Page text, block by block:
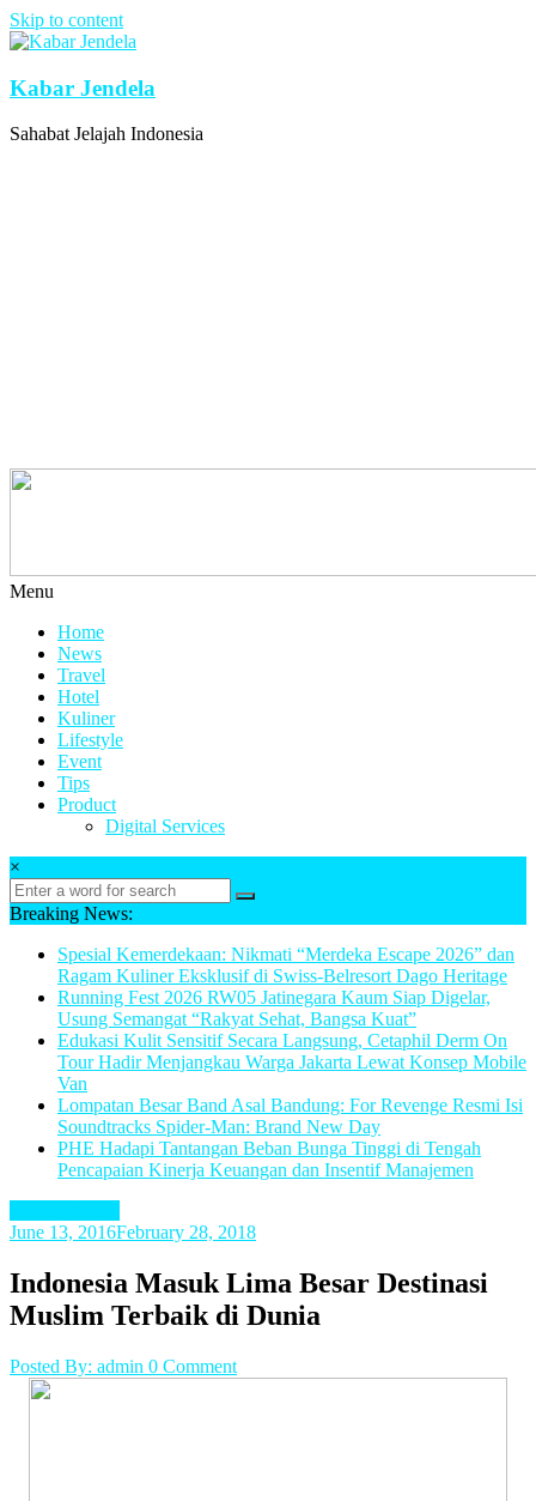
Skip to content
Kabar Jendela
Sahabat Jelajah Indonesia
Menu
Home
News
Travel
Hotel
Kuliner
Lifestyle
Event
Tips
Product
Digital Services
×
Breaking News:
Spesial Kemerdekaan: Nikmati “Merdeka Escape 2026” dan
Ragam Kuliner Eksklusif di Swiss-Belresort Dago Heritage
Running Fest 2026 RW05 Jatinegara Kaum Siap Digelar,
Usung Semangat “Rakyat Sehat, Bangsa Kuat”
Edukasi Kulit Sensitif Secara Langsung, Cetaphil Derm On
Tour Hadir Menjangkau Warga Jakarta Lewat Konsep Mobile
Van
Lompatan Besar Band Asal Bandung: For Revenge Resmi Isi
Soundtracks Spider-Man: Brand New Day
PHE Hadapi Tantangan Beban Bunga Tinggi di Tengah
Pencapaian Kinerja Keuangan dan Insentif Manajemen
June 13, 2016February 28, 2018
Indonesia Masuk Lima Besar Destinasi
Muslim Terbaik di Dunia
Posted By: admin 0 Comment